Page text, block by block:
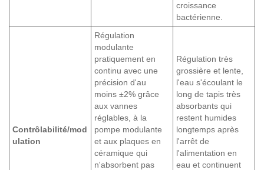
croissance
bactérienne.
Contrôlabilité/mod
ulation
Régulation
modulante
pratiquement en
continu avec une
précision d'au
moins ±2% grâce
aux vannes
réglables, à la
pompe modulante
et aux plaques en
céramique qui
n'absorbent pas
Régulation très
grossière et lente,
l'eau s'écoulant le
long de tapis très
absorbants qui
restent humides
longtemps après
l'arrêt de
l'alimentation en
eau et continuent